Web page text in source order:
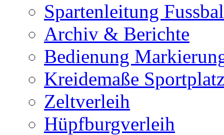
Spartenleitung
Archiv & Berichte
Bedienung
Kreidemaße
Zeltverleih
Hüpfburgverleih